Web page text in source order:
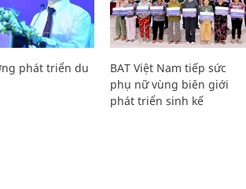
phát triển du
BAT Việt Nam tiếp sức
phụ nữ vùng biên giới
phát triển sinh kế